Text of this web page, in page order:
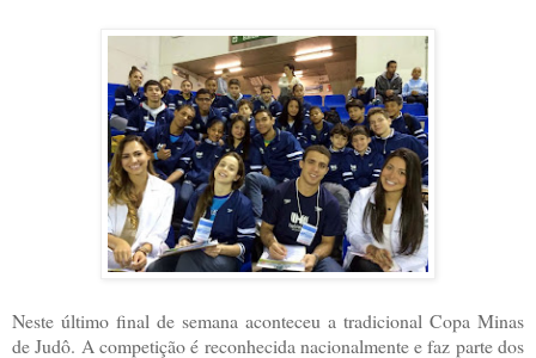
Neste último final de semana aconteceu a tradicional Copa Minas
de Judô. A competição é reconhecida nacionalmente e faz parte dos